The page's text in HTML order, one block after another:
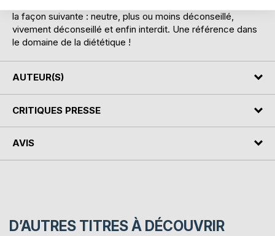
la façon suivante : neutre, plus ou moins déconseillé,
vivement déconseillé et enfin interdit. Une référence dans
le domaine de la diététique !
AUTEUR(S)
CRITIQUES PRESSE
AVIS
D’AUTRES TITRES À DÉCOUVRIR